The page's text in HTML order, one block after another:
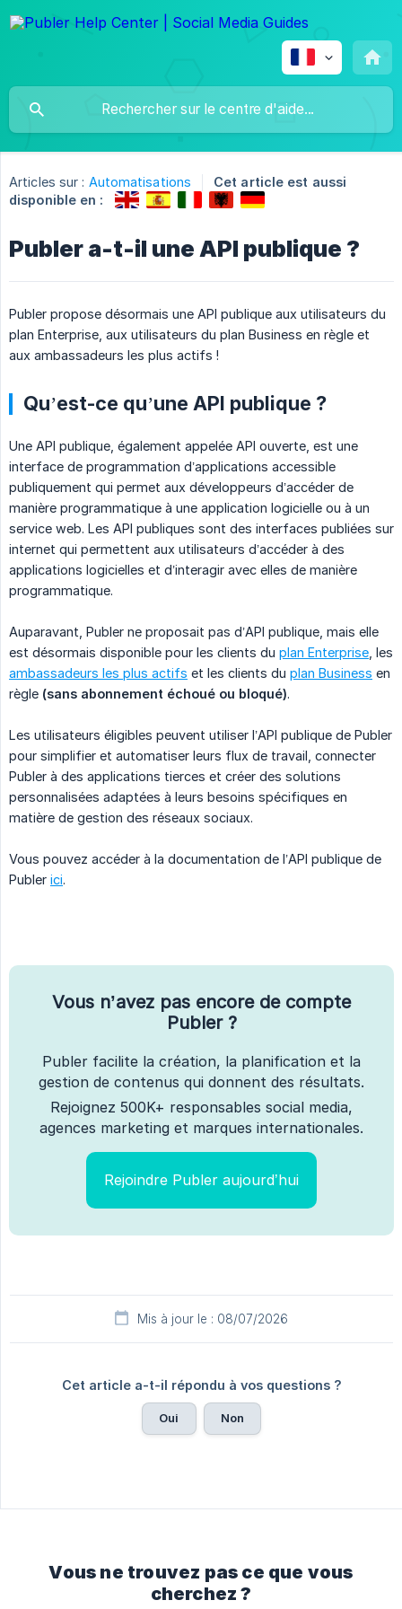
Articles sur : Automatisations
Cet article est aussi
disponible en :
Publer a-t-il une API publique ?
Publer propose désormais une API publique aux utilisateurs du
plan Enterprise, aux utilisateurs du plan Business en règle et
aux ambassadeurs les plus actifs !
Qu’est-ce qu’une API publique ?
Une API publique, également appelée API ouverte, est une
interface de programmation d’applications accessible
publiquement qui permet aux développeurs d’accéder de
manière programmatique à une application logicielle ou à un
service web. Les API publiques sont des interfaces publiées sur
internet qui permettent aux utilisateurs d’accéder à des
applications logicielles et d’interagir avec elles de manière
programmatique.
Auparavant, Publer ne proposait pas d’API publique, mais elle
est désormais disponible pour les clients du plan Enterprise , les
ambassadeurs les plus actifs et les clients du plan Business en
règle (sans abonnement échoué ou bloqué).
Les utilisateurs éligibles peuvent utiliser l’API publique de Publer
pour simplifier et automatiser leurs flux de travail, connecter
Publer à des applications tierces et créer des solutions
personnalisées adaptées à leurs besoins spécifiques en
matière de gestion des réseaux sociaux.
Vous pouvez accéder à la documentation de l’API publique de
Publer ici.
Vous n’avez pas encore de compte
Publer ?
Publer facilite la création, la planification et la
gestion de contenus qui donnent des résultats.
Rejoignez 500K+ responsables social media,
agences marketing et marques internationales.
Rejoindre Publer aujourd’hui
Mis à jour le : 08/07/2026
Cet article a-t-il répondu à vos questions ?
Oui Non
Vous ne trouvez pas ce que vous
cherchez ?